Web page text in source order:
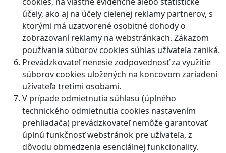
účely, ako aj na účely cielenej reklamy partnerov, s
ktorými má uzatvorené osobitné dohody o
zobrazovaní reklamy na webstránkach. Zákazom
používania súborov cookies súhlas užívateľa zaniká.
Prevádzkovateľ nenesie zodpovednosť za využitie
súborov cookies uložených na koncovom zariadení
užívateľa tretími osobami.
V prípade odmietnutia súhlasu (úplného
technického odmietnutia cookies nastavením
prehliadača) prevádzkovateľ nemôže garantovať
úplnú funkčnosť webstránok pre užívateľa, z
dôvodu obmedzenia esenciálnej funkcionality.